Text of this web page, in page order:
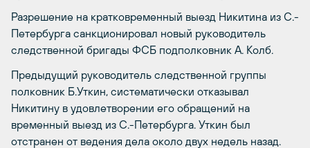
Разрешение на кратковременный выезд Никитина из С.-
Петербурга санкционировал новый руководитель
следственной бригады ФСБ подполковник А. Колб.
Предыдущий руководитель следственной группы
полковник Б.Уткин, систематически отказывал
Никитину в удовлетворении его обращений на
временный выезд из С.-Петербурга. Уткин был
отстранен от ведения дела около двух недель назад.